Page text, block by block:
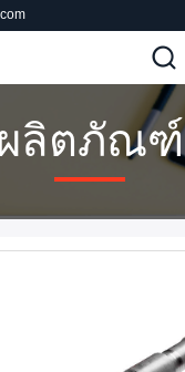
ลิตภัณฑ์